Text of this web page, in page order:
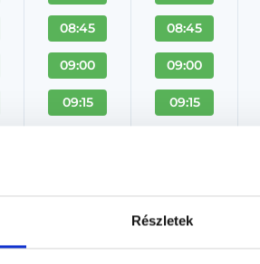
Részletek
08:45
09:00
09:15
08:45
09:00
09:15
Hétvégi